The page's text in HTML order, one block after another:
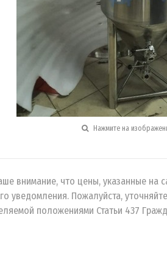
Нажмите на
внимание, что цены, указанные на
уведомления. Пожалуйста,
положениями Статьи 437